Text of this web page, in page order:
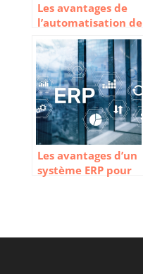
Les avantages de
l’automatisation de
la paie
Les avantages d’un
système ERP pour